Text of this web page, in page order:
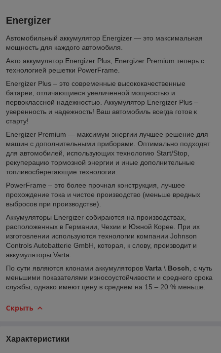
Energizer
Автомобильный аккумулятор Energizer — это максимальная
мощность для каждого автомобиля.
Авто аккумулятор Energizer Plus, Energizer Premium теперь с
технологией решетки PowerFrame.
Energizer Plus – это современные высококачественные
батареи, отличающиеся увеличенной мощностью и
первоклассной надежностью. Аккумулятор Energizer Plus –
уверенность и надежность! Ваш автомобиль всегда готов к
старту!
Energizer Premium — максимум энергии лучшее решение для
машин с дополнительными приборами. Оптимально подходят
для автомобилей, использующих технологию Start/Stop,
рекуперацию тормозной энергии и иные дополнительные
топливосберегающие технологии.
PowerFrame – это более прочная конструкция, лучшее
прохождение тока и чистое производство (меньше вредных
выбросов при производстве).
Аккумуляторы Energizer собираются на производствах,
расположенных в Германии, Чехии и Южной Корее. При их
изготовлении используются технологии компании Jоhnson
Cоntrols Autоbatterie GmbH, которая, к слову, производит и
аккумуляторы Varta.
По сути являются клонами аккумуляторов Varta \ Bosch , с чуть
меньшими показателями износоустойчивости и среднего срока
службы, однако имеют цену в среднем на 15 – 20 % меньше.
Скрыть
Характеристики